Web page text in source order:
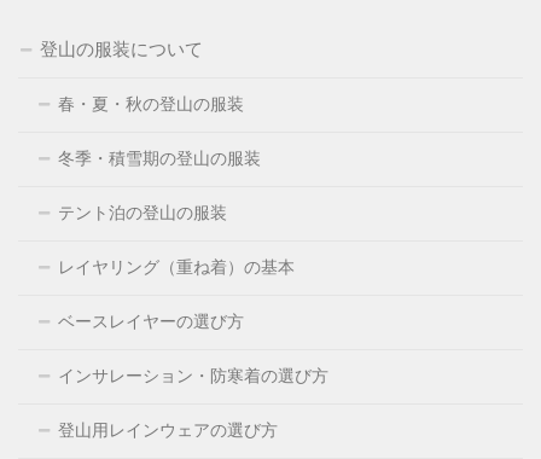
登山の服装について
春・夏・秋の登山の服装
冬季・積雪期の登山の服装
テント泊の登山の服装
レイヤリング（重ね着）の基本
ベースレイヤーの選び方
インサレーション・防寒着の選び方
登山用レインウェアの選び方